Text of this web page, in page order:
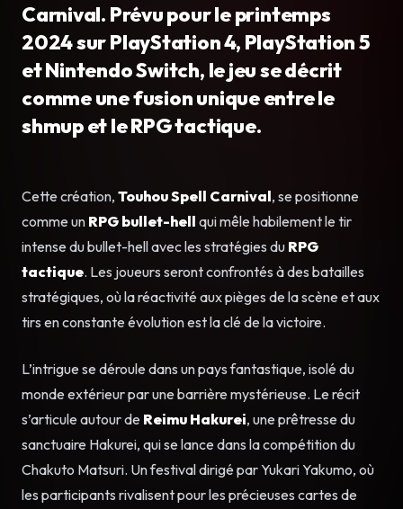
Carnival. Prévu pour le printemps
2024 sur PlayStation 4, PlayStation 5
et Nintendo Switch, le jeu se décrit
comme une fusion unique entre le
shmup et le RPG tactique.
Cette création, Touhou Spell Carnival, se positionne
comme un RPG bullet-hell qui mêle habilement le tir
intense du bullet-hell avec les stratégies du RPG
tactique. Les joueurs seront confrontés à des batailles
stratégiques, où la réactivité aux pièges de la scène et aux
tirs en constante évolution est la clé de la victoire.
L’intrigue se déroule dans un pays fantastique, isolé du
monde extérieur par une barrière mystérieuse. Le récit
s’articule autour de Reimu Hakurei, une prêtresse du
sanctuaire Hakurei, qui se lance dans la compétition du
Chakuto Matsuri. Un festival dirigé par Yukari Yakumo, où
les participants rivalisent pour les précieuses cartes de